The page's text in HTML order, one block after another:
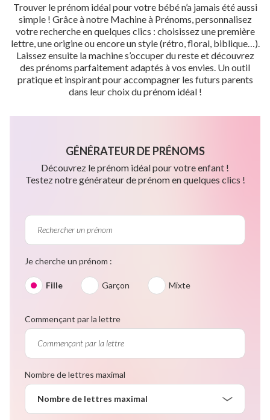
Trouver le prénom idéal pour votre bébé n’a jamais été aussi
simple ! Grâce à notre Machine à Prénoms, personnalisez
votre recherche en quelques clics : choisissez une première
lettre, une origine ou encore un style (rétro, floral, biblique…).
Laissez ensuite la machine s’occuper du reste et découvrez
des prénoms parfaitement adaptés à vos envies. Un outil
pratique et inspirant pour accompagner les futurs parents
dans leur choix du prénom idéal !
GÉNÉRATEUR DE PRÉNOMS
Découvrez le prénom idéal pour votre enfant !
Testez notre générateur de prénom en quelques clics !
Je cherche un prénom :
Fille Garçon Mixte
Commençant par la lettre
Nombre de lettres maximal
Nombre de lettres maximal